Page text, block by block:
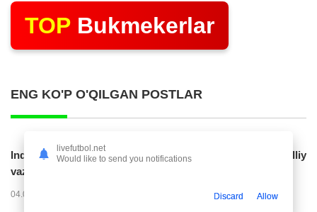
TOP Bukmekerlar
ENG KO'P O'QILGAN POSTLAR
Indoneziya prezidenti JCH-2030ga chiqishni umummilliy
vazifa deb...
04.08.2026 02:11
livefutbol.net
Would like to send you notifications
Discard Allow